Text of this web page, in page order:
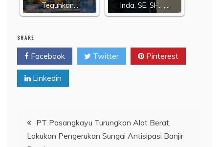
Teguhkan…
Inda, SE. SH., ,…
SHARE
Facebook Twitter Pinterest
Linkedin
Navigasi
PT Pasangkayu Turungkan Alat Berat,
Lakukan Pengerukan Sungai Antisipasi Banjir